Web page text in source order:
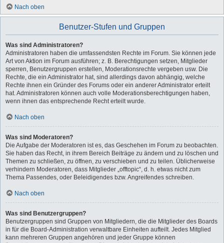
Nach oben
Benutzer-Stufen und Gruppen
Was sind Administratoren?
Administratoren haben die umfassendsten Rechte im Forum. Sie können jede
Art von Aktion im Forum ausführen; z. B. Berechtigungen setzen, Mitglieder
sperren, Benutzergruppen erstellen, Moderationsrechte vergeben usw. Die
Rechte, die ein Administrator hat, sind allerdings davon abhängig, welche
Rechte ihnen ein Gründer des Forums oder ein anderer Administrator erteilt
hat. Administratoren können auch volle Moderationsberechtigungen haben,
wenn ihnen das entsprechende Recht erteilt wurde.
Nach oben
Was sind Moderatoren?
Die Aufgabe der Moderatoren ist es, das Geschehen im Forum zu beobachten.
Sie haben das Recht, in ihrem Bereich Beiträge zu ändern und zu löschen und
Themen zu schließen, zu öffnen, zu verschieben und zu teilen. Üblicherweise
verhindern Moderatoren, dass Mitglieder „offtopic“, d. h. etwas nicht zum
Thema Passendes, oder Beleidigendes bzw. Angreifendes schreiben.
Nach oben
Was sind Benutzergruppen?
Benutzergruppen sind Gruppen von Mitgliedern, die die Mitglieder des Boards
in für die Board-Administration verwaltbare Einheiten aufteilt. Jedes Mitglied
kann mehreren Gruppen angehören und jeder Gruppe können